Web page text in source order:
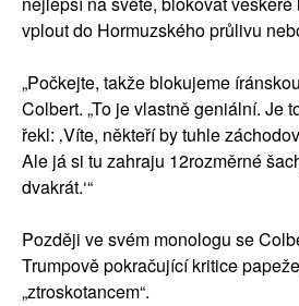
vplout do Hormuzského průlivu
„Počkejte, takže blokujeme
Colbert. „To je vlastně geniální. Je
řekl: ‚Víte, někteří by tuhle
Ale já si tu zahraju 12rozměrné
dvakrát.‘“
Později ve svém monologu se
Trumpově pokračující kritice
„ztroskotancem“.